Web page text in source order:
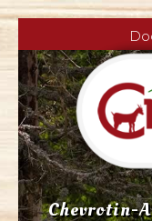
Chevrotin-